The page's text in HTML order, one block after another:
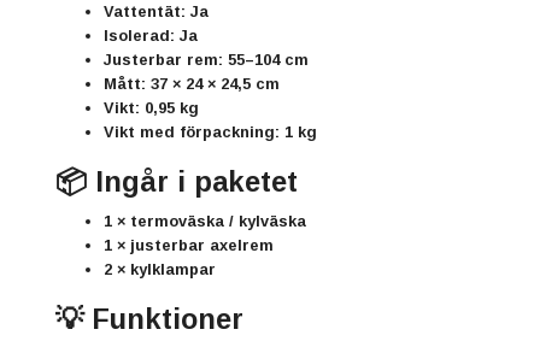
Vattentät: Ja
Isolerad: Ja
Justerbar rem: 55–104 cm
Mått: 37 × 24 × 24,5 cm
Vikt: 0,95 kg
Vikt med förpackning: 1 kg
📦 Ingår i paketet
1 × termoväska / kylväska
1 × justerbar axelrem
2 × kylklampar
💡 Funktioner